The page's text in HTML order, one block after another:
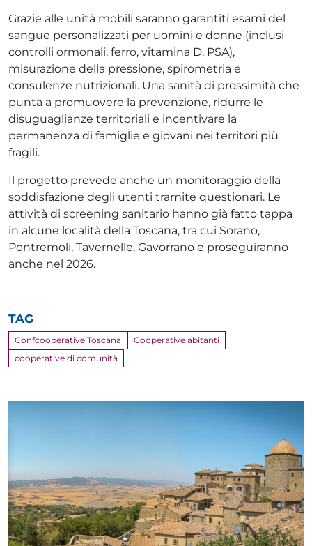
Grazie alle unità mobili saranno garantiti esami del
sangue personalizzati per uomini e donne (inclusi
controlli ormonali, ferro, vitamina D, PSA),
misurazione della pressione, spirometria e
consulenze nutrizionali. Una sanità di prossimità che
punta a promuovere la prevenzione, ridurre le
disuguaglianze territoriali e incentivare la
permanenza di famiglie e giovani nei territori più
fragili.
Il progetto prevede anche un monitoraggio della
soddisfazione degli utenti tramite questionari. Le
attività di screening sanitario hanno già fatto tappa
in alcune località della Toscana, tra cui Sorano,
Pontremoli, Tavernelle, Gavorrano e proseguiranno
anche nel 2026.
TAG
Confcooperative Toscana
Cooperative abitanti
cooperative di comunità